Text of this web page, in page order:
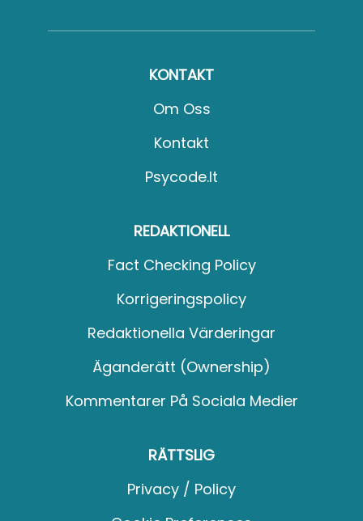
KONTAKT
Om Oss
Kontakt
Psycode.it
REDAKTIONELL
Fact Checking Policy
Korrigeringspolicy
Redaktionella Värderingar
Äganderätt (Ownership)
Kommentarer På Sociala Medier
RÄTTSLIG
Privacy / Policy